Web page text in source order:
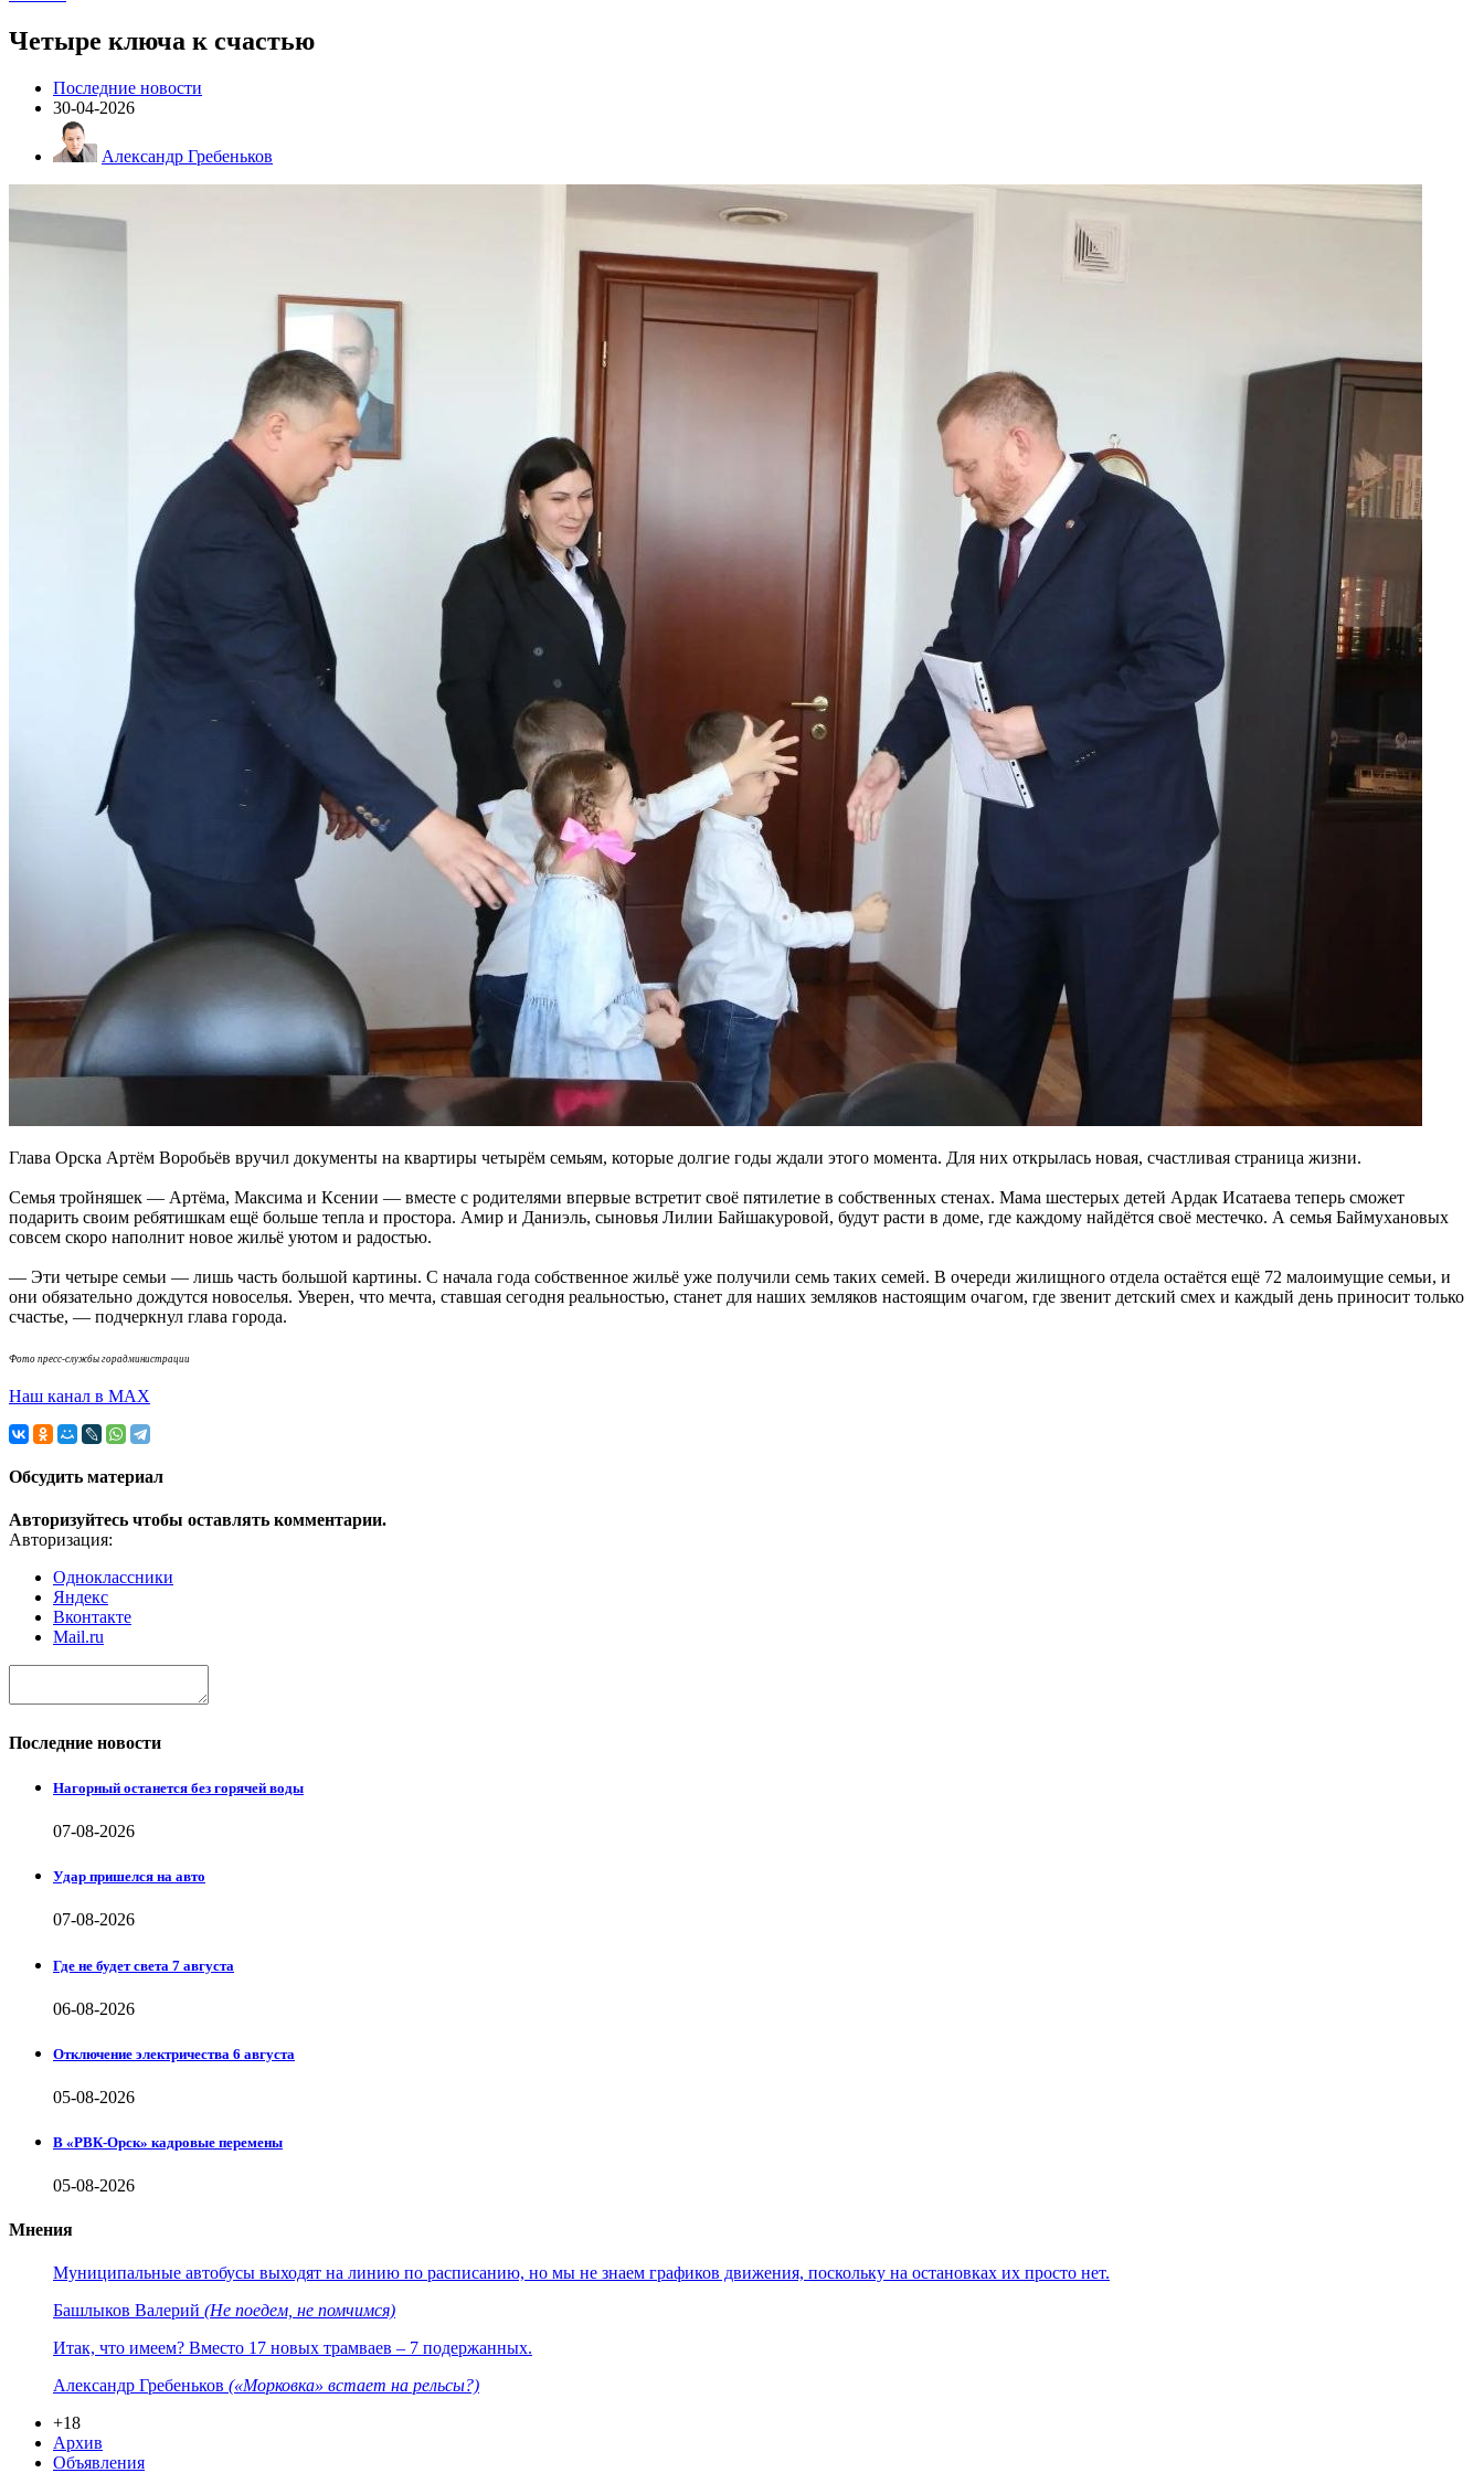
Четыре ключа к счастью
Последние новости
30-04-2026
Александр Гребеньков
Глава Орска Артём Воробьёв вручил документы на квартиры четырём семьям, которые долгие годы ждали этого момента. Для них открылась новая, счастливая страница жизни.
Семья тройняшек — Артёма, Максима и Ксении — вместе с родителями впервые встретит своё пятилетие в собственных стенах. Мама шестерых детей Ардак Исатаева теперь сможет
подарить своим ребятишкам ещё больше тепла и простора. Амир и Даниэль, сыновья Лилии Байшакуровой, будут расти в доме, где каждому найдётся своё местечко. А семья Баймухановых
совсем скоро наполнит новое жильё уютом и радостью.
— Эти четыре семьи — лишь часть большой картины. С начала года собственное жильё уже получили семь таких семей. В очереди жилищного отдела остаётся ещё 72 малоимущие семьи, и
они обязательно дождутся новоселья. Уверен, что мечта, ставшая сегодня реальностью, станет для наших земляков настоящим очагом, где звенит детский смех и каждый день приносит только
счастье, — подчеркнул глава города.
Фото пресс-службы горадминистрации
Наш канал в МАХ
Обсудить материал
Авторизуйтесь чтобы оставлять комментарии.
Авторизация:
Одноклассники
Яндекс
Вконтакте
Mail.ru
Последние новости
Нагорный останется без горячей воды
07-08-2026
Удар пришелся на авто
07-08-2026
Где не будет света 7 августа
06-08-2026
Отключение электричества 6 августа
05-08-2026
В «РВК-Орск» кадровые перемены
05-08-2026
Мнения
Муниципальные автобусы выходят на линию по расписанию, но мы не знаем графиков движения, поскольку на остановках их просто нет.
Башлыков Валерий (Не поедем, не помчимся)
Итак, что имеем? Вместо 17 новых трамваев – 7 подержанных.
Александр Гребеньков («Морковка» встает на рельсы?)
+18
Архив
Объявления